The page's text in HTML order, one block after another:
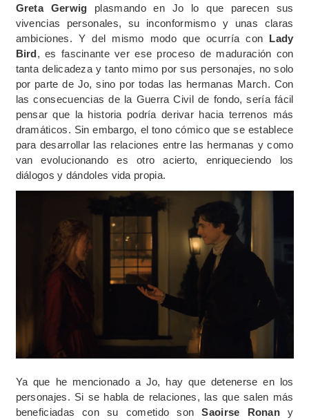
Greta Gerwig plasmando en Jo lo que parecen sus
vivencias personales, su inconformismo y unas claras
ambiciones. Y del mismo modo que ocurría con Lady
Bird, es fascinante ver ese proceso de maduración con
tanta delicadeza y tanto mimo por sus personajes, no solo
por parte de Jo, sino por todas las hermanas March. Con
las consecuencias de la Guerra Civil de fondo, sería fácil
pensar que la historia podría derivar hacia terrenos más
dramáticos. Sin embargo, el tono cómico que se establece
para desarrollar las relaciones entre las hermanas y como
van evolucionando es otro acierto, enriqueciendo los
diálogos y dándoles vida propia.
Ya que he mencionado a Jo, hay que detenerse en los
personajes. Si se habla de relaciones, las que salen más
beneficiadas con su cometido sonSaoirse Ronan y